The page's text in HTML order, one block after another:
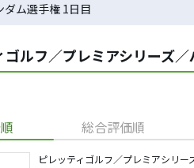
ダム選手権 1日目
ゴルフ／プレミアシリーズ
総合評価順
ピレッティゴルフ／プレミアシリー